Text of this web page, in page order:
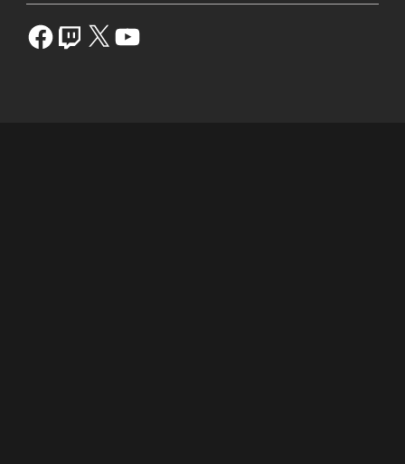
FacebookTwitch X YouTube